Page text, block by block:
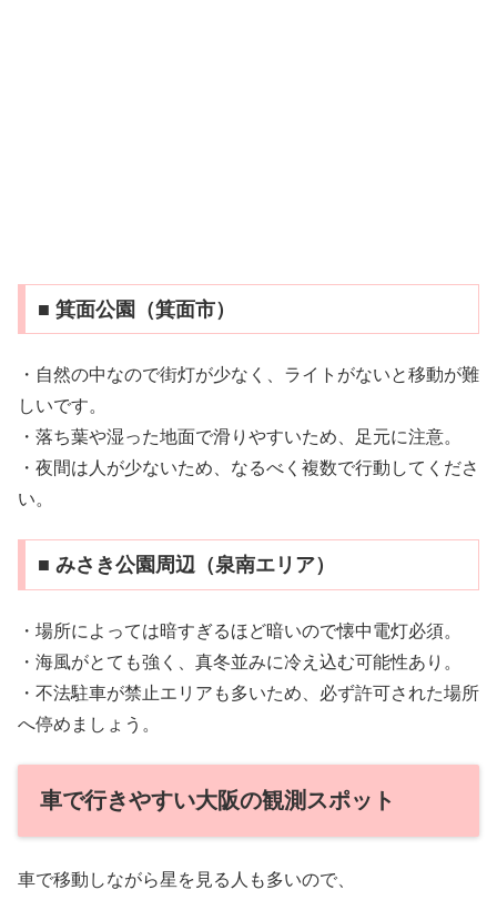
■ 箕面公園（箕面市）
・自然の中なので街灯が少なく、ライトがないと移動が難
しいです。
・落ち葉や湿った地面で滑りやすいため、足元に注意。
・夜間は人が少ないため、なるべく複数で行動してくださ
い。
■ みさき公園周辺（泉南エリア）
・場所によっては暗すぎるほど暗いので懐中電灯必須。
・海風がとても強く、真冬並みに冷え込む可能性あり。
・不法駐車が禁止エリアも多いため、必ず許可された場所
へ停めましょう。
車で行きやすい大阪の観測スポット
車で移動しながら星を見る人も多いので、